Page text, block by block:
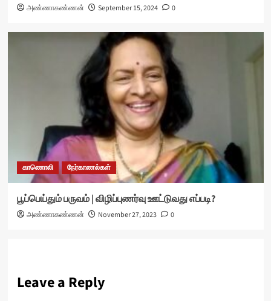
அண்ணாகண்ணன் September 15, 2024 0
காணொலி நேர்காணல்கள்
பூப்பெய்தும் பருவம் | விழிப்புணர்வு ஊட்டுவது எப்படி?
அண்ணாகண்ணன் November 27, 2023 0
Leave a Reply